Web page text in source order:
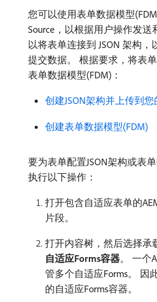
您可以使用表单数据模型
Source，以根据用户操作发
以将表单连接到 JSON 架构
提交数据。 根据要求，将表
表单数据模型(FDM)：
创建JSON架构并上传到
创建表单数据模型(FDM)
要为表单配置JSON架构或表
执行以下操作：
打开包含自适应表单的
片段。
打开内容树，然后选择承
自适应Forms容器。 一个
管多个自适应Forms。 因
的自适应Forms容器。